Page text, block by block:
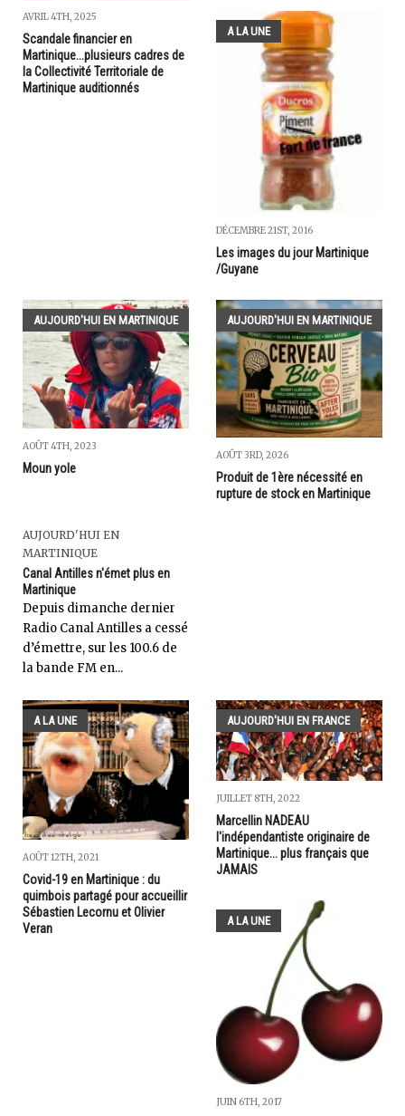
AVRIL 4TH, 2025
Scandale financier en
Martinique...plusieurs cadres de
la Collectivité Territoriale de
Martinique auditionnés
A LA UNE
DÉCEMBRE 21ST, 2016
Les images du jour Martinique
/Guyane
AUJOURD'HUI EN MARTINIQUE
AOÛT 4TH, 2023
Moun yole
AUJOURD'HUI EN MARTINIQUE
AOÛT 3RD, 2026
Produit de 1ère nécessité en
rupture de stock en Martinique
AUJOURD'HUI EN
MARTINIQUE
Canal Antilles n'émet plus en
Martinique
Depuis dimanche dernier
Radio Canal Antilles a cessé
d’émettre, sur les 100.6 de
la bande FM en...
A LA UNE
AOÛT 12TH, 2021
Covid-19 en Martinique : du
quimbois partagé pour accueillir
Sébastien Lecornu et Olivier
Veran
AUJOURD'HUI EN FRANCE
JUILLET 8TH, 2022
Marcellin NADEAU
l'indépendantiste originaire de
Martinique... plus français que
JAMAIS
A LA UNE
JUIN 6TH, 2017